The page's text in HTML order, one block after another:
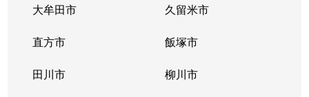
大牟田市 久留米市
直方市 飯塚市
田川市 柳川市